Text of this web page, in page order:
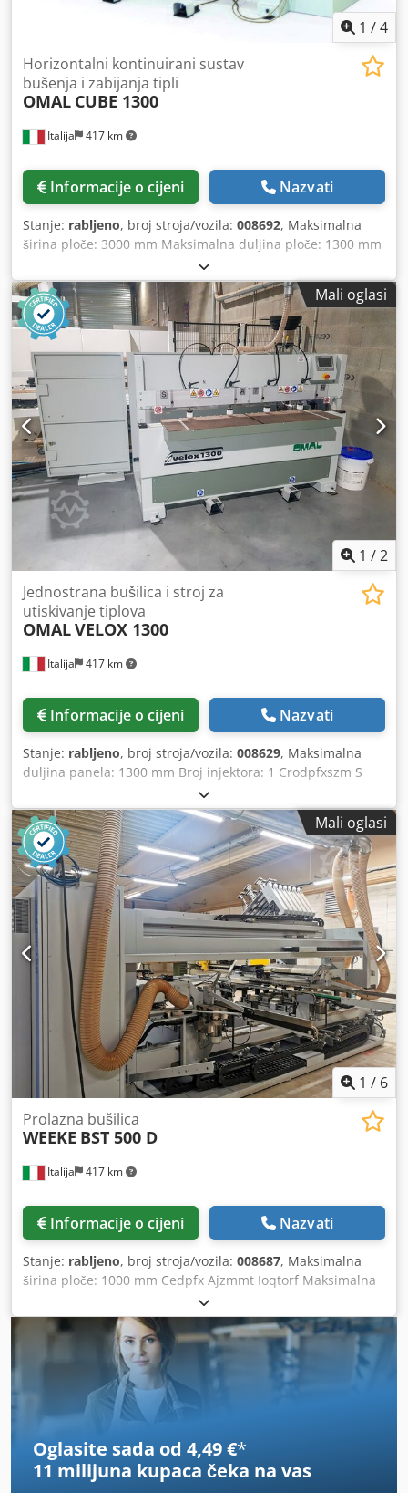
1 /4
Italija 417 km
Horizontalni kontinuirani sustav
bušenja i zabijanja tipli
OMAL CUBE 1300
Informacije o cijeni Nazvati
Stanje: rabljeno, broj stroja/vozila: 008692, Maksimalna
širina ploče: 3000 mm Maksimalna duljina ploče: 1300 mm
Broj agregata: 1 Crsdpfx Aqeznkqmetof Broj injektora: 1
Pozicioniranje putem NC upravljačke jedinice: da
Mali oglasi
1 /2
Italija 417 km
Jednostrana bušilica i stroj za
utiskivanje tiplova
OMALVELOX 1300
Informacije o cijeni Nazvati
Stanje: rabljeno, broj stroja/vozila: 008629, Maksimalna
duljina panela: 1300 mm Broj injektora: 1 Crodpfxszm S
Nbs Aqtof Pozicioniranje putem NC upravljačke jedinice:
da
Mali oglasi
1 / 6
Italija 417 km
Prolazna bušilica
WEEKE BST 500 D
Informacije o cijeni Nazvati
Stanje: rabljeno, broj stroja/vozila: 008687, Maksimalna
širina ploče: 1000 mm Cedpfx Ajzmmt Ioqtorf Maksimalna
dužina ploče: 2500 mm Broj agregata: 8 Bočne
horizontalne grupe: da
Oglasite sada od 4,49 €*
11 milijuna kupaca čeka na vas